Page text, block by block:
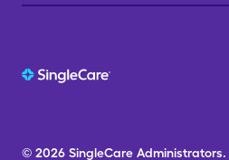
© 2026 SingleCare Administrators.